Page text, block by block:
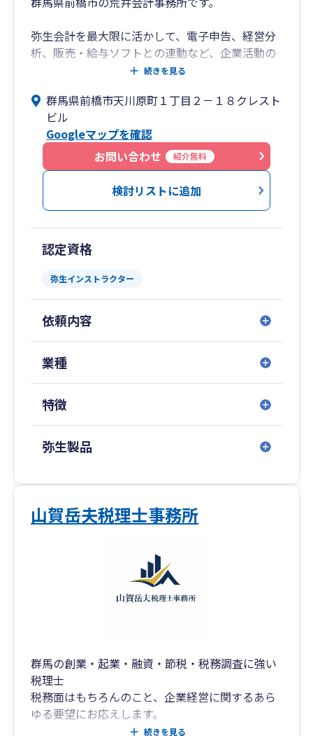
弥生会計を最大限に活かして、電子申告、経営分
析、販売・給与ソフトとの連動など、企業活動の
サポートをしています。続きを見る
群馬県前橋市天川原町１丁目２－１８クレスト
ビル
Googleマップを確認
お問い合わせ
紹介無料
検討リストに追加
認定資格
弥生インストラクター
依頼内容
業種
特徴
弥生製品
山賀岳夫税理士事務所
群馬の創業・起業・融資・節税・税務調査に強い
税理士
税務面はもちろんのこと、企業経営に関するあら
ゆる要望にお応えします。
私たちは、企業が直面する様々な経営課題を根本
続きを見る